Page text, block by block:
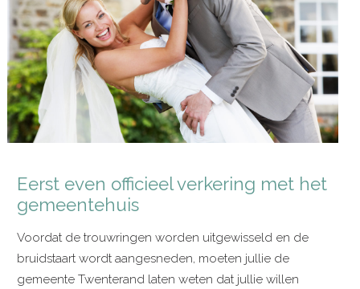
Eerst even officieel verkering met het
gemeentehuis
Voordat de trouwringen worden uitgewisseld en de
bruidstaart wordt aangesneden, moeten jullie de
gemeente Twenterand laten weten dat jullie willen